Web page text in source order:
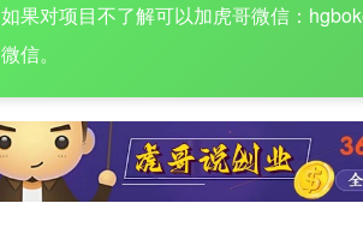
如果对项目不了解可以加虎哥微信：
微信。